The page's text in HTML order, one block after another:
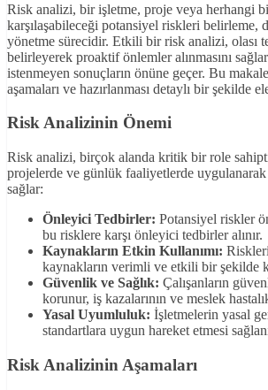
Risk analizi, bir işletme, proje veya herhangi
karşılaşabileceği potansiyel riskleri belirleme,
yönetme sürecidir. Etkili bir risk analizi, olası
belirleyerek proaktif önlemler alınmasını
istenmeyen sonuçların önüne geçer. Bu
aşamaları ve hazırlanması detaylı bir şekilde
Risk Analizinin Önemi
Risk analizi, birçok alanda kritik bir role
projelerde ve günlük faaliyetlerde uygulanarak
sağlar:
Önleyici Tedbirler: Potansiyel riskler
bu risklere karşı önleyici tedbirler alınır.
Kaynakların Etkin Kullanımı:
kaynakların verimli ve etkili bir şekilde
Güvenlik ve Sağlık: Çalışanların
korunur, iş kazalarının ve meslek
Yasal Uyumluluk: İşletmelerin yasal
standartlara uygun hareket etmesi
Risk Analizinin Aşamaları